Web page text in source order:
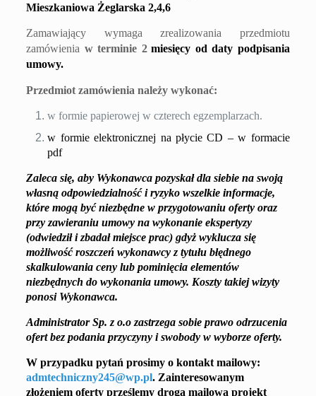
Mieszkaniowa Żeglarska 2,4,6
Zamawiający wymaga zrealizowania przedmiotu
zamówienia w terminie 2 miesięcy od daty podpisania
umowy.
Przedmiot zamówienia należy wykonać:
w formie papierowej w czterech egzemplarzach.
w formie elektronicznej na płycie CD – w formacie
pdf
Zaleca się, aby Wykonawca pozyskał dla siebie na swoją
własną odpowiedzialność i ryzyko wszelkie informacje,
które mogą być niezbędne w przygotowaniu oferty oraz
przy zawieraniu umowy na wykonanie ekspertyzy
(odwiedził i zbadał miejsce prac) gdyż wyklucza się
możliwość roszczeń wykonawcy z tytułu błędnego
skalkulowania ceny lub pominięcia elementów
niezbędnych do wykonania umowy. Koszty takiej wizyty
ponosi Wykonawca.
Administrator Sp. z o.o zastrzega sobie prawo odrzucenia
ofert bez podania przyczyny i swobody w wyborze oferty.
W przypadku pytań prosimy o kontakt mailowy:
admtechniczny245@wp.pl. Zainteresowanym
złożeniem oferty prześlemy drogą mailową projekt